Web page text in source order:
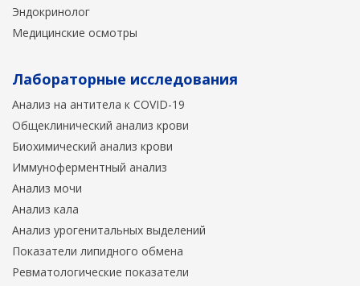
Эндокринолог
Медицинские осмотры
Лабораторные исследования
Анализ на антитела к COVID-19
Общеклинический анализ крови
Биохимический анализ крови
Иммуноферментный анализ
Анализ мочи
Анализ кала
Анализ урогенитальных выделений
Показатели липидного обмена
Ревматологические показатели